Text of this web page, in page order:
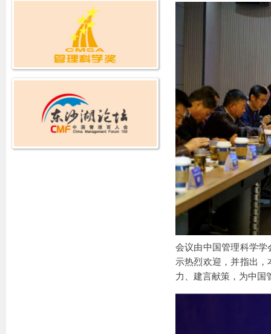
会议由中国管理科学
示热烈欢迎，并指出
力、建言献策，为中国